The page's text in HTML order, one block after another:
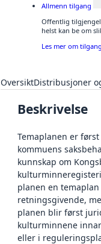
Allmenn tilgang
Offentlig
helst kan be om
Les mer om
OversiktDistribusjoner
Beskrivelse
Temaplanen er
kommuens
kunnskap om
planen en
retningsgivende,
planen blir først
kulturminnene
eller i